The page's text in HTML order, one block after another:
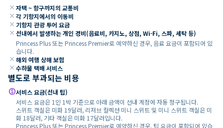
close 자택 ~ 항구까지의 교통비
close 각 기항지에서의 이동비
close 기항지 관광 투어 요금
close 선내에서 발생하는 개인 경비(음료비, 카지노, 상점, Wi-Fi, 스파, 세탁 등)
Princess Plus 또는 Princess Premier로 예약하신 경우, 음료 요금이 포함되어 있
습니다.
close 해외 여행 상해 보험
close 수하물 택배 서비스
별도로 부과되는 비용
paid서비스 요금(선내 팁)
서비스 요금은 1인 1박 기준으로 아래 금액이 선내 계정에 자동 청구됩니다.
스위트 객실은 미화 19달러, 리저브 컬렉션 미니 스위트 및 미니 스위트 객실은 미
화 18달러, 기타 객실은 미화 17달러입니다.
Princess Plus 또는 Princess Premier로 예약하신 경우, 팁 요금이 포함되어 있습